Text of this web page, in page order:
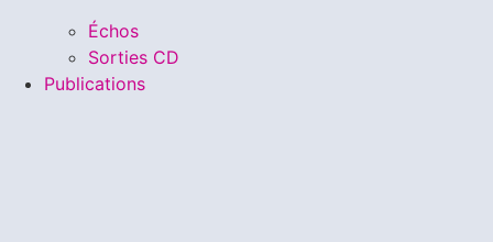
Échos
Sorties CD
Publications